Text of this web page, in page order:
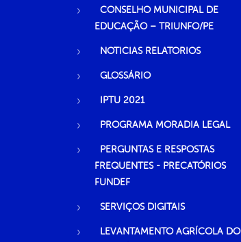
CONSELHO MUNICIPAL DE
EDUCAÇÃO – TRIUNFO/PE
NOTICIAS RELATORIOS
GLOSSÁRIO
IPTU 2021
PROGRAMA MORADIA LEGAL
PERGUNTAS E RESPOSTAS
FREQUENTES - PRECATÓRIOS
FUNDEF
SERVIÇOS DIGITAIS
LEVANTAMENTO AGRÍCOLA DO